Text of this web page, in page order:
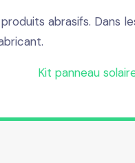
abrasifs. Dans
Kit panneau